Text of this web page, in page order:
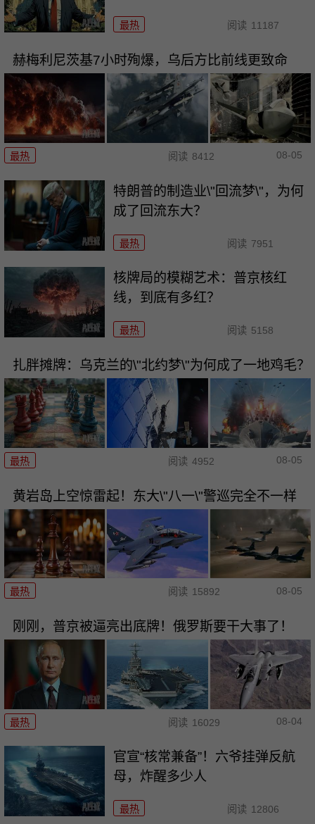
最热 阅读 11187
赫梅利尼茨基7小时殉爆，乌后方比前线更致命
最热 阅读 8412 08-05
特朗普的制造业\"回流梦\"，为何
成了回流东大？
最热 阅读 7951
核牌局的模糊艺术：普京核红
线，到底有多红？
最热 阅读 5158
扎胖摊牌：乌克兰的\"北约梦\"为何成了一地鸡毛？
最热 阅读 4952 08-05
黄岩岛上空惊雷起！东大\"八一\"警巡完全不一样
最热 阅读 15892 08-05
刚刚，普京被逼亮出底牌！俄罗斯要干大事了！
最热 阅读 16029 08-04
官宣“核常兼备”！六爷挂弹反航
母，炸醒多少人
最热 阅读 12806